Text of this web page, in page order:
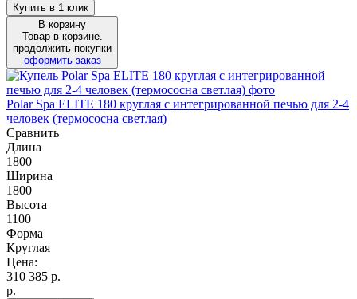
Купить в 1 клик
В корзину
Товар в корзине.
продолжить покупки
оформить заказ
Polar Spa ELITE 180 круглая с интегрированной печью для 2-4
человек (термососна светлая)
Сравнить
Длина
1800
Ширина
1800
Высота
1100
Форма
Круглая
Цена:
310 385 р.
р.